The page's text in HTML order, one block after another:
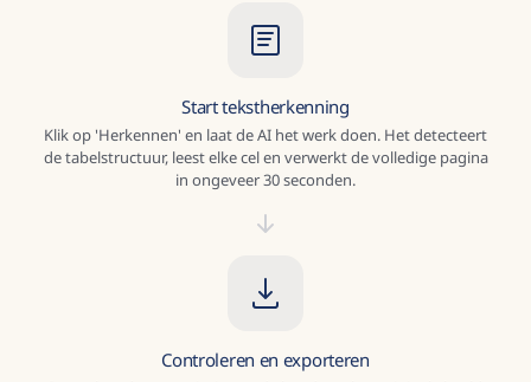
Start tekstherkenning
Klik op 'Herkennen' en laat de AI het werk doen. Het detecteert
de tabelstructuur, leest elke cel en verwerkt de volledige pagina
in ongeveer 30 seconden.
Controleren en exporteren